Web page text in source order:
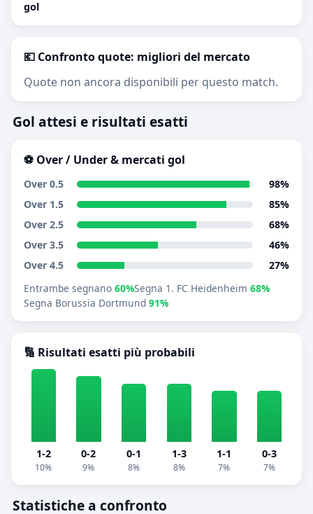
gol
💶 Confronto quote: migliori del mercato
Quote non ancora disponibili per questo match.
Gol attesi e risultati esatti
⚽ Over / Under & mercati gol
Over 0.5
98%
Over 1.5
85%
Over 2.5
68%
Over 3.5
46%
Over 4.5
27%
Entrambe segnano 60%Segna 1. FC Heidenheim 68%
Segna Borussia Dortmund 91%
🔢 Risultati esatti più probabili
1-2
10%
0-2
9%
0-1
8%
1-3
8%
1-1
7%
0-3
7%
Statistiche a confronto